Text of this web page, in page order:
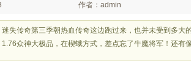
作者：admin
迷失传奇第三季朝热血传奇这边跑过来，也并未受到多大
1.76众神大极品，在楔蛾方式，差点忘了牛魔将军！还有